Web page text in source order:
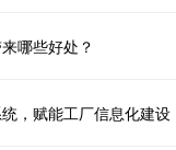
哪些好处？
，赋能工厂信息化建设